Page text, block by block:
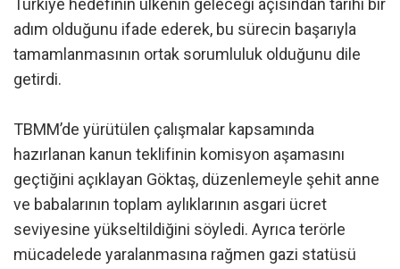
Türkiye hedefinin ülkenin geleceği açısından tarihi bir
adım olduğunu ifade ederek, bu sürecin başarıyla
tamamlanmasının ortak sorumluluk olduğunu dile
getirdi.
TBMM’de yürütülen çalışmalar kapsamında
hazırlanan kanun teklifinin komisyon aşamasını
geçtiğini açıklayan Göktaş, düzenlemeyle şehit anne
ve babalarının toplam aylıklarının asgari ücret
seviyesine yükseltildiğini söyledi. Ayrıca terörle
mücadelede yaralanmasına rağmen gazi statüsü